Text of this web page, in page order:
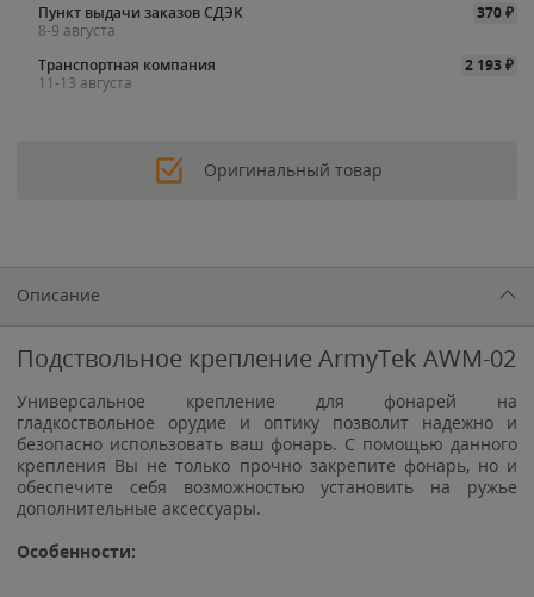
Пункт выдачи заказов СДЭК
370₽
8-9 августа
Транспортная компания
2 193₽
11-13 августа
Оригинальный товар
Описание
Подствольное крепление ArmyTek AWM-02
Универсальное крепление для фонарей на
гладкоствольное орудие и оптику позволит надежно и
безопасно использовать ваш фонарь. С помощью данного
крепления Вы не только прочно закрепите фонарь, но и
обеспечите себя возможностью установить на ружье
дополнительные аксессуары.
Особенности: